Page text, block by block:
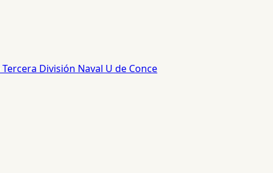
Tercera División Naval U de Conce